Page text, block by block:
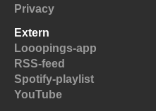
Privacy
Extern
Looopings-app
RSS-feed
Spotify-playlist
YouTube